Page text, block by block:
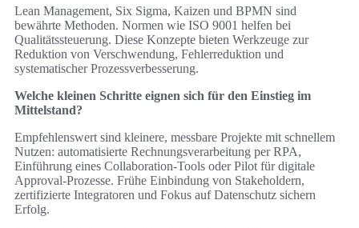
Lean Management, Six Sigma, Kaizen und BPMN sind
bewährte Methoden. Normen wie ISO 9001 helfen bei
Qualitätssteuerung. Diese Konzepte bieten Werkzeuge zur
Reduktion von Verschwendung, Fehlerreduktion und
systematischer Prozessverbesserung.
Welche kleinen Schritte eignen sich für den Einstieg im
Mittelstand?
Empfehlenswert sind kleinere, messbare Projekte mit schnellem
Nutzen: automatisierte Rechnungsverarbeitung per RPA,
Einführung eines Collaboration‑Tools oder Pilot für digitale
Approval‑Prozesse. Frühe Einbindung von Stakeholdern,
zertifizierte Integratoren und Fokus auf Datenschutz sichern
Erfolg.